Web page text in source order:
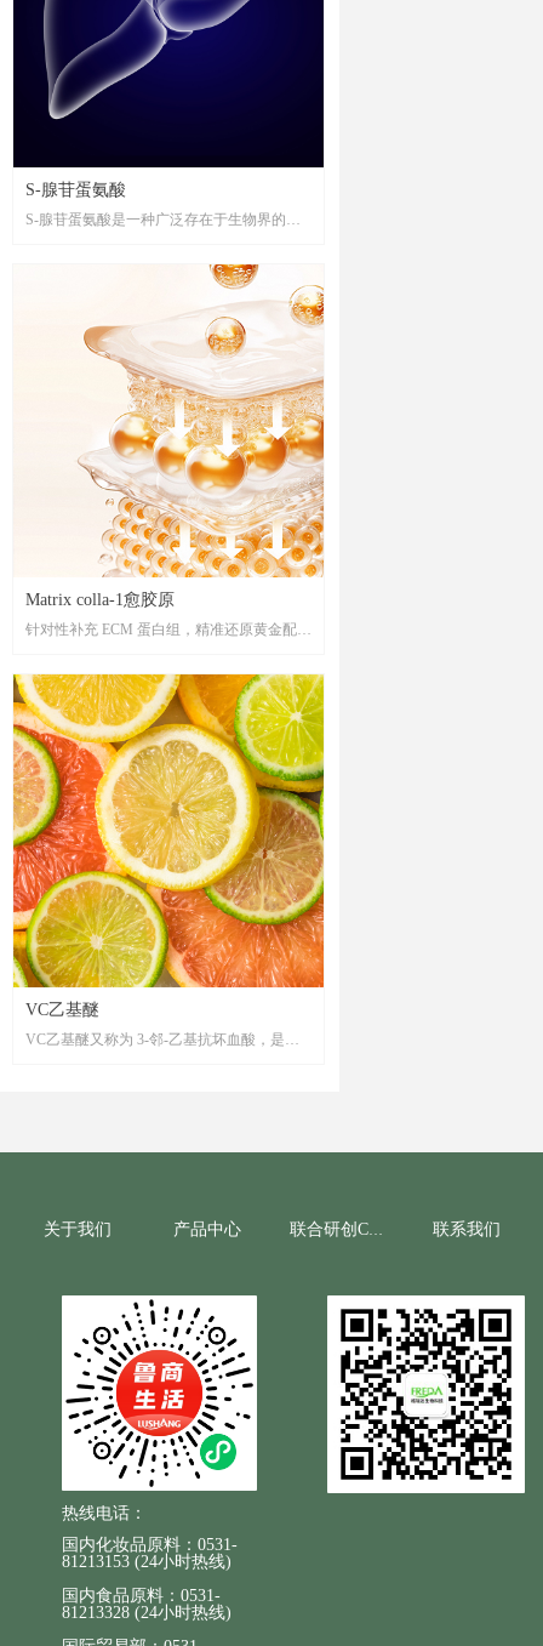
S-腺苷蛋氨酸
S-腺苷蛋氨酸是一种广泛存在于生物界的重
促进细胞再生及抗氧化、清除自由基等功
效，对机体代谢活动的正常进行起着至关重
Matrix colla-1愈胶原
针对性补充 ECM 蛋白组，精准还原黄金配
真皮饱满结构，重构健康肌肤，恢复肌肤的
饱满弹润，同时调节基质环境的稳态平衡，
由内而外构筑健康的皮肤环境。
VC乙基醚
VC乙基醚又称为 3-邻-乙基抗坏血酸，是一
用度。
关于我们 产品中心 联合研创CRO 联系我们
热线电话：
国内化妆品原料：0531-
81213153 (24小时热线)
国内食品原料：0531-
81213328 (24小时热线)